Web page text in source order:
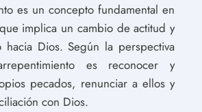
es un concepto fundamental en
implica un cambio de actitud y
hacia Dios. Según la perspectiva
es reconocer y
pecados, renunciar a ellos y
con Dios.